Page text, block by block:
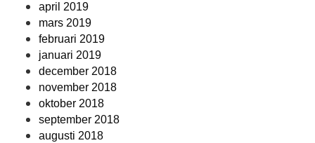
april 2019
mars 2019
februari 2019
januari 2019
december 2018
november 2018
oktober 2018
september 2018
augusti 2018